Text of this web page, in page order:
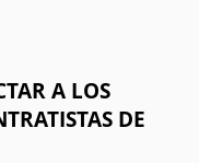
A LOS
DE